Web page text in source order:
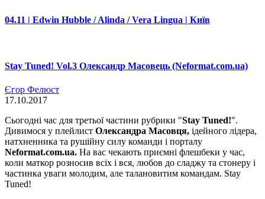
04.11 | Edwin Hubble / Alinda / Vera Lingua | Київ
Stay Tuned! Vol.3 Олександр Масовець (Neformat.com.ua)
Єгор Фелюст
17.10.2017
Сьогодні час для третьої частини рубрики "Stay Tuned!".
Дивимося у плейлист Олександра Масовця, ідейного лідера,
натхненника та рушійну силу команди і порталу
Neformat.com.ua. На вас чекають приємні флешбеки у час,
коли маткор розносив всіх і вся, любов до сладжу та стонеру і
частинка уваги молодим, але талановитим командам. Stay
Tuned!